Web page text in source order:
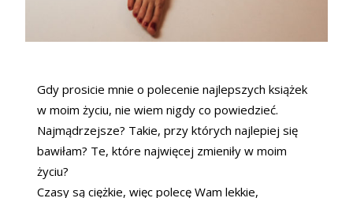
Gdy prosicie mnie o polecenie najlepszych książek
w moim życiu, nie wiem nigdy co powiedzieć.
Najmądrzejsze? Takie, przy których najlepiej się
bawiłam? Te, które najwięcej zmieniły w moim
życiu?
Czasy są ciężkie, więc polecę Wam lekkie,